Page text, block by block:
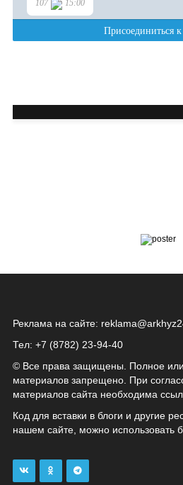
Реклама на сайте:
Тел: +7 (8782) 23‑94‑40
© Все права защищены. Полное или
материалов запрещено. При
материалов сайта необходима
Код для вставки в блоги и другие
нашем сайте, можно использовать